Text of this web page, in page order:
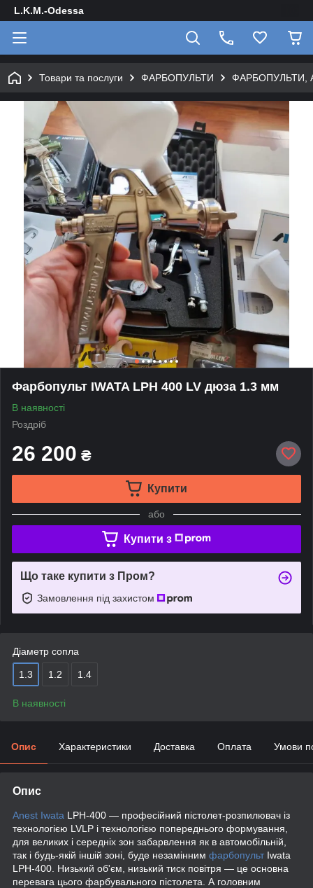
L.K.M.-Odessa
Товари та послуги ФАРБОПУЛЬТИ ФАРБОПУЛЬТИ,
Фарбопульт IWATA LPH 400 LV дюза 1.3 мм
В наявності
Роздріб
26 200 ₴
Купити
або
Купити з
Що таке купити з Пром?
Замовлення під захистом
Діаметр сопла
1.3 1.2 1.4
В наявності
Опис Характеристики Доставка Оплата Умови
Опис
Anest Iwata LPH-400 — професійний пістолет-розпилювач із
технологією LVLP і технологією попереднього формування,
для великих і середніх зон забарвлення як в автомобільній,
так і будь-якій іншій зоні, буде незамінним фарбопульт Iwata
LPH-400. Низький об'єм, низький тиск повітря — це основна
перевага цього фарбувального пістолета. А головним